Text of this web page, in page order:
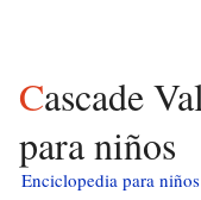
Cascade Valley (Washington)
para niños
Enciclopedia para niños